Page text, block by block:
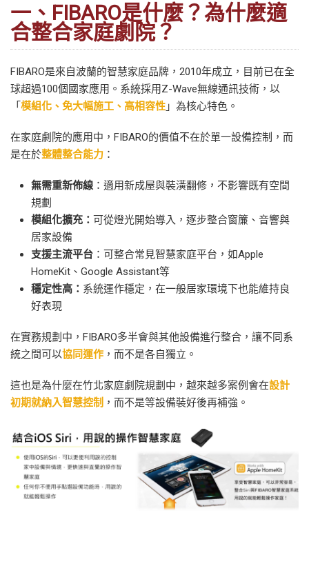
一、FIBARO是什麼？為什麼適
合整合家庭劇院？
FIBARO是來自波蘭的智慧家庭品牌，2010年成立，目前已在全
球超過100個國家應用。系統採用Z-Wave無線通訊技術，以
「 模組化、免大幅施工、高相容性 」為核心特色。
在家庭劇院的應用中，FIBARO的價值不在於單一設備控制，而
是在於整體整合能力 ：
無需重新佈線 ：適用新成屋與裝潢翻修，不影響既有空間
規劃
模組化擴充： 可從燈光開始導入，逐步整合窗簾、音響與
居家設備
支援主流平台 ：可整合常見智慧家庭平台，如Apple
HomeKit、Google Assistant等
穩定性高： 系統運作穩定，在一般居家環境下也能維持良
好表現
在實務規劃中，FIBARO多半會與其他設備進行整合，讓不同系
統之間可以協同運作 ，而不是各自獨立。
這也是為什麼在竹北家庭劇院規劃中，越來越多案例會在設計
初期就納入智慧控制 ，而不是等設備裝好後再補強。